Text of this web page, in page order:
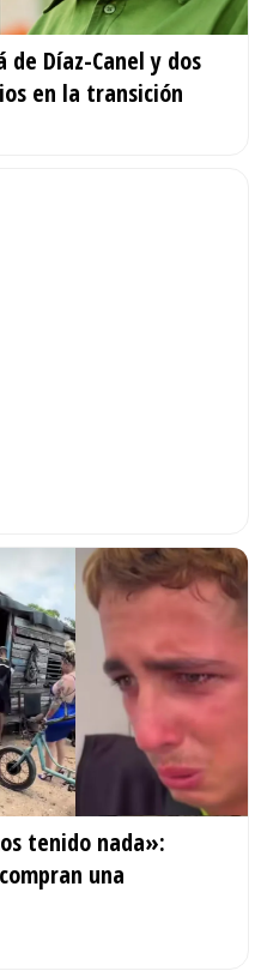
Díaz-Canel y dos
en la transición
tenido nada»:
una